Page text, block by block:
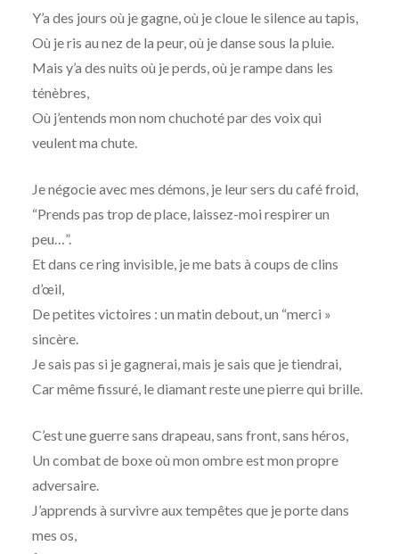
Y’a des jours où je gagne, où je cloue le silence au tapis,
Où je ris au nez de la peur, où je danse sous la pluie.
Mais y’a des nuits où je perds, où je rampe dans les
ténèbres,
Où j’entends mon nom chuchoté par des voix qui
veulent ma chute.
Je négocie avec mes démons, je leur sers du café froid,
“Prends pas trop de place, laissez-moi respirer un
peu…”.
Et dans ce ring invisible, je me bats à coups de clins
d’œil,
De petites victoires : un matin debout, un “merci »
sincère.
Je sais pas si je gagnerai, mais je sais que je tiendrai,
Car même fissuré, le diamant reste une pierre qui brille.
C’est une guerre sans drapeau, sans front, sans héros,
Un combat de boxe où mon ombre est mon propre
adversaire.
J’apprends à survivre aux tempêtes que je porte dans
mes os,